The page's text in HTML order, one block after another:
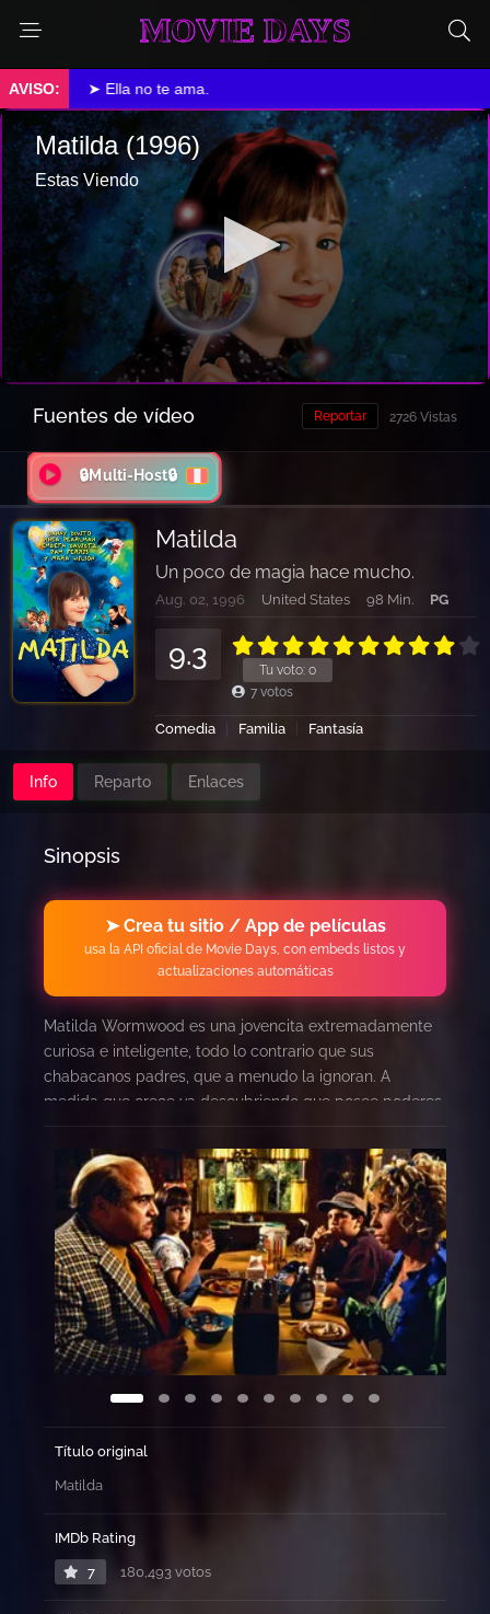
MOVIE DAYS
➤ Ella no te ama.
Fuentes de vídeo 2726 Vistas
Reportar
🔒Multi-Host🔒
Matilda
Un poco de magia hace mucho.
Aug. 02, 1996 United States 98 Min. PG
Tu voto: 0
9.3
7 votos
Comedia Familia Fantasía
Info Reparto Enlaces
Sinopsis
➤ Crea tu sitio / App de películas
usa la API oficial de Movie Days, con embeds listos y
actualizaciones automáticas
Matilda Wormwood es una jovencita extremadamente
curiosa e inteligente, todo lo contrario que sus
chabacanos padres, que a menudo la ignoran. A
medida que crece va descubriendo que posee poderes
que puede usar esos poderes para ayudar a sus
amigos. Además las personas que hasta ese momento
le han hecho la vida imposible sufrirán las
consecuencias.
Título original
Matilda
IMDb Rating
7 180,493 votos